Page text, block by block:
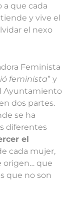
que cada
y vive el
el nexo
Feminista
feminista” y
Ayuntamiento
dos partes.
se ha
diferentes
el
cada mujer,
origen… que
que no son